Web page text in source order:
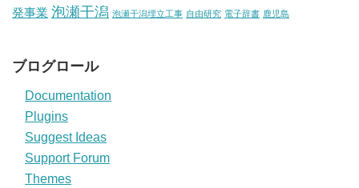
発事業 泡瀬干潟 泡瀬干潟埋立工事 自由研究 電子辞書 鹿児島
ブログロール
Documentation
Plugins
Suggest Ideas
Support Forum
Themes